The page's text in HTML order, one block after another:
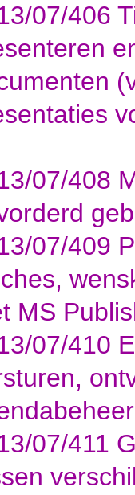
07/406
07/408
07/409
MS
07/410
07/411